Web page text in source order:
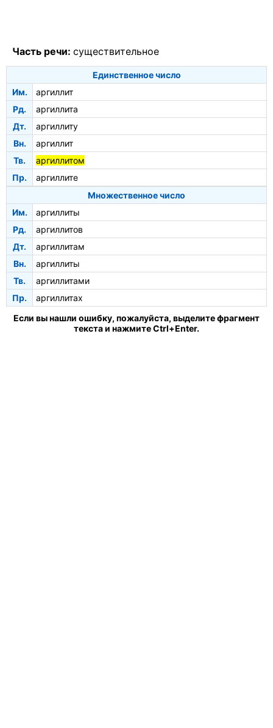
Часть речи: существительное
Единственное число
Им.
аргиллит
Рд.
аргиллита
Дт.
аргиллиту
Вн.
аргиллит
Тв.
аргиллитом
Пр.
аргиллите
Множественное число
Им.
аргиллиты
Рд.
аргиллитов
Дт.
аргиллитам
Вн.
аргиллиты
Тв.
аргиллитами
Пр.
аргиллитах
Если вы нашли ошибку, пожалуйста, выделите фрагмент
текста и нажмите Ctrl+Enter.